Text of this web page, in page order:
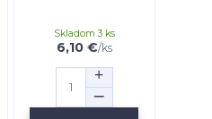
6,10 €/ks
Skladom 3 ks